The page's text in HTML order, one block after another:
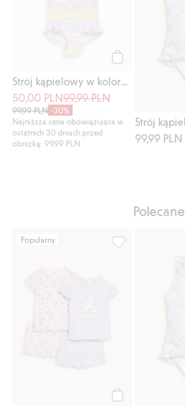
Strój kąpielowy w kolorach tęczy
50,00 PLN99,99 PLN
99,99 PLN -30%
Najniższa cena obowiązująca w
ostatnich 30 dniach przed
obniżką: 99,99 PLN
99,99 PLN
Polecane
Popularny